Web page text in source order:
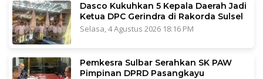
Dasco Kukuhkan 5 Kepala Daerah Jadi
Ketua DPC Gerindra di Rakorda Sulsel
Selasa, 4 Agustus 2026 18:16 PM
Pemkesra Sulbar Serahkan SK PAW
Pimpinan DPRD Pasangkayu